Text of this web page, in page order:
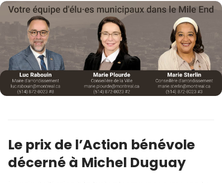
Le prix de l’Action bénévole
décerné à Michel Duguay